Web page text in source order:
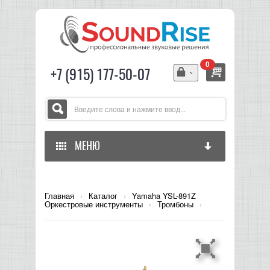
+7 (915) 177-50-07
0
МЕНЮ
ЗВУКОВОЕ ОБОРУДОВАНИЕ
Главная › Каталог ›
Оркестровые инструменты › Тромбоны ›
Yamaha YSL-891Z